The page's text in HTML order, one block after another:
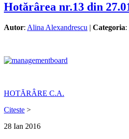
Hotărârea nr.13 din
Autor: Alina Alexandrescu | Categoria:
HOTĂRÂRE C.A.
Citeste >
28 Ian 2016